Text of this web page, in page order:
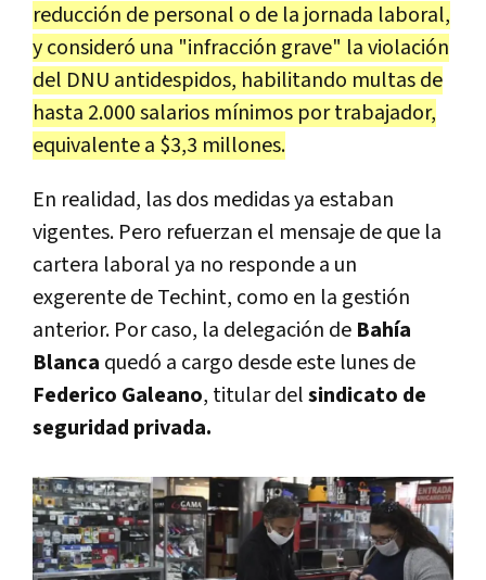
reducción de personal o de la jornada laboral,
y consideró una "infracción grave" la violación
del DNU antidespidos, habilitando multas de
hasta 2.000 salarios mínimos por trabajador,
equivalente a $3,3 millones.
En realidad, las dos medidas ya estaban
vigentes. Pero refuerzan el mensaje de que la
cartera laboral ya no responde a un
exgerente de Techint, como en la gestión
anterior. Por caso, la delegación de Bahía
Blanca quedó a cargo desde este lunes de
Federico Galeano, titular delsindicato de
seguridad privada.